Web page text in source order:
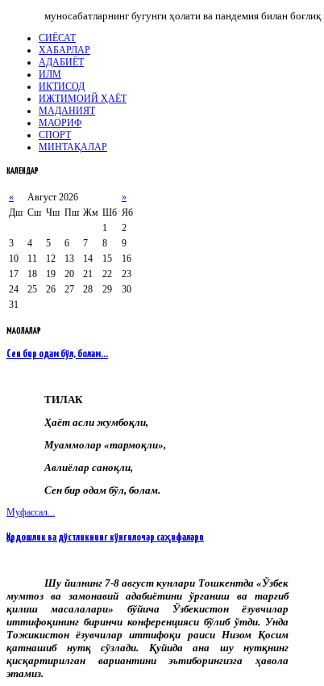
муносабатларнинг бугунги ҳолати ва пандемия билан
СИЁСАТ
ХАБАРЛАР
АДАБИЁТ
ИЛМ
ИҚТИСОД
ИЖТИМОИЙ ҲАЁТ
МАДАНИЯТ
МАОРИФ
СПОРТ
МИНТАҚАЛАР
КАЛЕНДАР
« Август 2026
»
Дш Сш Чш Пш Жм Шб Яб
1
2
3
4 5 6 7 8
9
10
11 12 13 14 15
16
17
18 19 20 21 22
23
24
25 26 27 28 29
30
31
МАҚОЛАЛАР
Сен бир одам бўл, болам...
ТИЛАК
Ҳаёт асли жумбоқли,
Муаммолар «тармоқли»,
Авлиёлар саноқли,
Сен бир одам бўл, болам.
Муфассал...
Қардошлик ва дўстликнинг кўнгилочар саҳифалари
Шу йилнинг 7-8 август кунлари Тошкентда «Ўзбек
мумтоз ва замонавий адабиётини ўрганиш ва тарғиб
қилиш масалалари» бўйича Ўзбекистон ёзувчилар
иттифоқининг биринчи конференцияси бўлиб ўтди. Унда
Тожикистон ёзувчилар иттифоқи раиси Низом Қосим
қатнашиб нутқ сўзлади. Қуйида ана шу нутқнинг
қисқартирилган вариантини эътиборингизга ҳавола
этамиз.